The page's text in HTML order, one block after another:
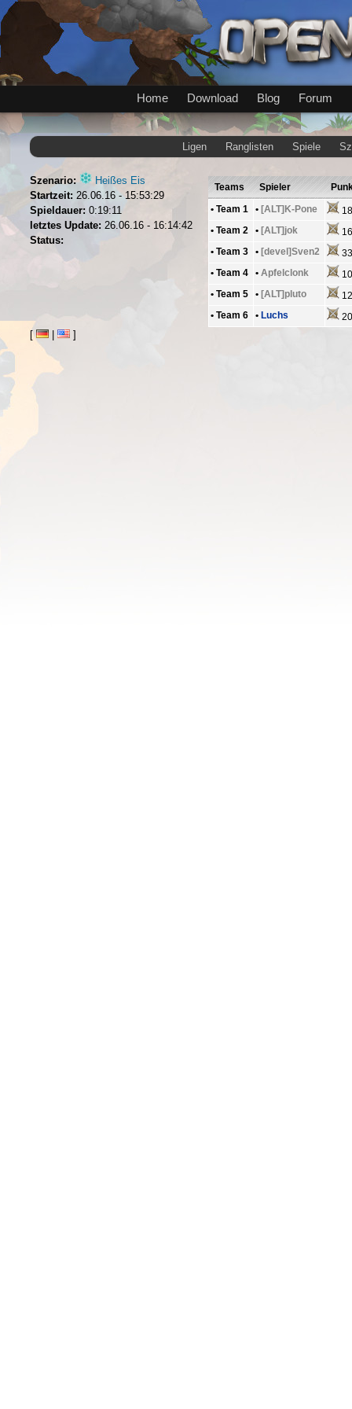
Home Download Blog Forum
Ligen Ranglisten Spiele
Szenario:
Heißes Eis
Startzeit: 26.06.16 - 15:53:29
Spieldauer: 0:19:11
letztes Update: 26.06.16 - 16:14:42
Status:
Teams Spieler
• Team 1 • [ALT]K-Pone
• Team 2 • [ALT]jok
• Team 3 • [devel]Sven2
• Team 4 • Apfelclonk
• Team 5 • [ALT]pluto
• Team 6 • Luchs
[ ]